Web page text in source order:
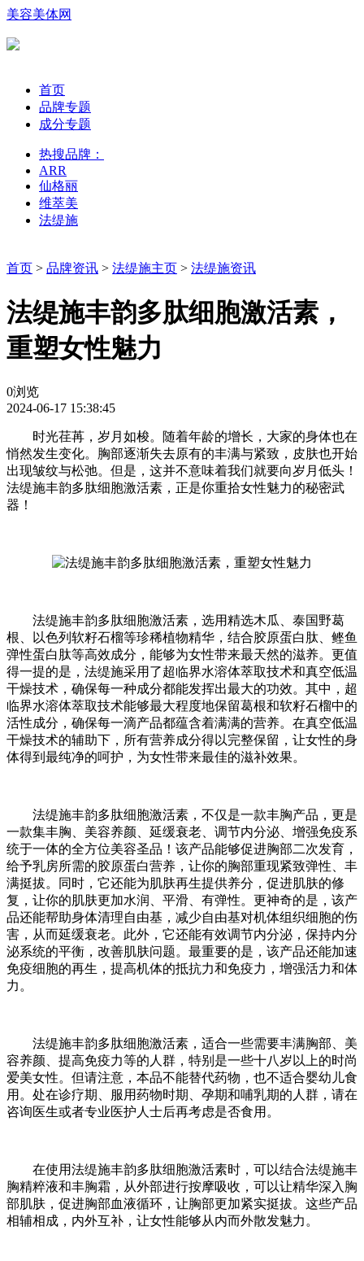
美容美体网
首页
品牌专题
成分专题
热搜品牌：
ARR
仙格丽
维萃美
法缇施
首页 > 品牌资讯 > 法缇施主页 > 法缇施资讯
法缇施丰韵多肽细胞激活素，
重塑女性魅力
0浏览
2024-06-17 15:38:45
时光荏苒，岁月如梭。随着年龄的增长，大家的身体也在
悄然发生变化。胸部逐渐失去原有的丰满与紧致，皮肤也开始
出现皱纹与松弛。但是，这并不意味着我们就要向岁月低头！
法缇施丰韵多肽细胞激活素，正是你重拾女性魅力的秘密武
器！
法缇施丰韵多肽细胞激活素，选用精选木瓜、泰国野葛
根、以色列软籽石榴等珍稀植物精华，结合胶原蛋白肽、鲣鱼
弹性蛋白肽等高效成分，能够为女性带来最天然的滋养。更值
得一提的是，法缇施采用了超临界水溶体萃取技术和真空低温
干燥技术，确保每一种成分都能发挥出最大的功效。其中，超
临界水溶体萃取技术能够最大程度地保留葛根和软籽石榴中的
活性成分，确保每一滴产品都蕴含着满满的营养。在真空低温
干燥技术的辅助下，所有营养成分得以完整保留，让女性的身
体得到最纯净的呵护，为女性带来最佳的滋补效果。
法缇施丰韵多肽细胞激活素，不仅是一款丰胸产品，更是
一款集丰胸、美容养颜、延缓衰老、调节内分泌、增强免疫系
统于一体的全方位美容圣品！该产品能够促进胸部二次发育，
给予乳房所需的胶原蛋白营养，让你的胸部重现紧致弹性、丰
满挺拔。同时，它还能为肌肤再生提供养分，促进肌肤的修
复，让你的肌肤更加水润、平滑、有弹性。更神奇的是，该产
品还能帮助身体清理自由基，减少自由基对机体组织细胞的伤
害，从而延缓衰老。此外，它还能有效调节内分泌，保持内分
泌系统的平衡，改善肌肤问题。最重要的是，该产品还能加速
免疫细胞的再生，提高机体的抵抗力和免疫力，增强活力和体
力。
法缇施丰韵多肽细胞激活素，适合一些需要丰满胸部、美
容养颜、提高免疫力等的人群，特别是一些十八岁以上的时尚
爱美女性。但请注意，本品不能替代药物，也不适合婴幼儿食
用。处在诊疗期、服用药物时期、孕期和哺乳期的人群，请在
咨询医生或者专业医护人士后再考虑是否食用。
在使用法缇施丰韵多肽细胞激活素时，可以结合法缇施丰
胸精粹液和丰胸霜，从外部进行按摩吸收，可以让精华深入胸
部肌肤，促进胸部血液循环，让胸部更加紧实挺拔。这些产品
相辅相成，内外互补，让女性能够从内而外散发魅力。